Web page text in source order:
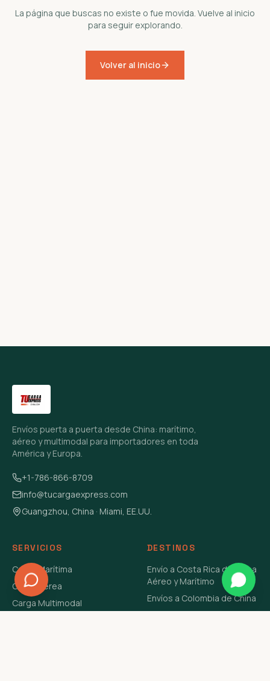
La página que buscas no existe o fue movida. Vuelve al inicio
para seguir explorando.
Volver al inicio
Envíos puerta a puerta desde China: marítimo,
aéreo y multimodal para importadores en toda
América y Europa.
+1-786-866-8709
info@tucargaexpress.com
Guangzhou, China · Miami, EE.UU.
SERVICIOS
Carga Marítima
Carga Aérea
Carga Multimodal
DESTINOS
Envío a Costa Rica de China
Aéreo y Marítimo
Envíos a Colombia de China